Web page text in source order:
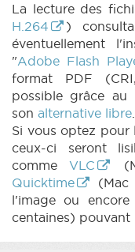
La lecture des
H.264
)
éventuellement
"Adobe Flash
format PDF
possible grâce
son alternative libre.
Si vous optez pour
ceux-ci seront
comme VLC
Quicktime
l'image ou
centaines) pouvant